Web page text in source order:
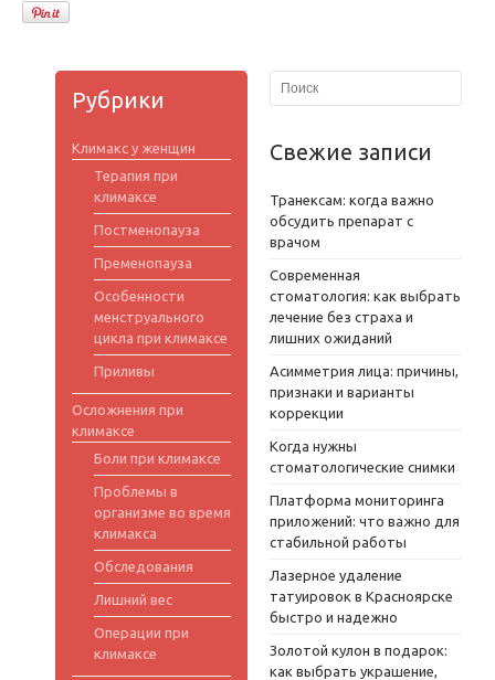
Рубрики
Климакс у женщин
Терапия при
климаксе
Постменопауза
Пременопауза
Особенности
менструального
цикла при климаксе
Приливы
Осложнения при
климаксе
Боли при климаксе
Проблемы в
организме во время
климакса
Обследования
Лишний вес
Операции при
климаксе
Свежие записи
Транексам: когда важно
обсудить препарат с
врачом
Современная
стоматология: как выбрать
лечение без страха и
лишних ожиданий
Асимметрия лица: причины,
признаки и варианты
коррекции
Когда нужны
стоматологические снимки
Платформа мониторинга
приложений: что важно для
стабильной работы
Лазерное удаление
татуировок в Красноярске
быстро и надежно
Золотой кулон в подарок:
как выбрать украшение,